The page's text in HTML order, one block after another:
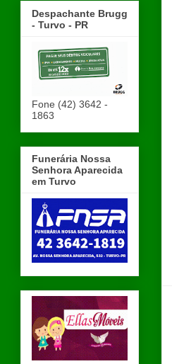
Despachante Brugg
- Turvo - PR
Fone (42) 3642 -
1863
Funerária Nossa
Senhora Aparecida
em Turvo